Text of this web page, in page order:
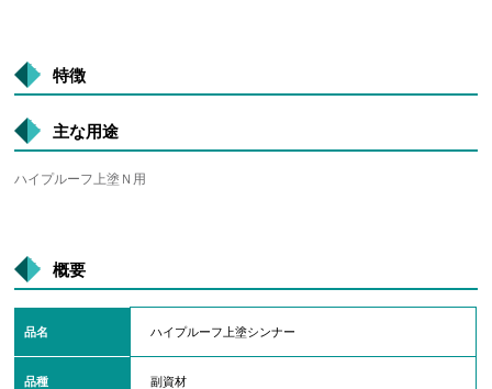
特徴
主な用途
ハイプルーフ上塗Ｎ用
概要
品名 ハイプルーフ上塗シンナー
品種 副資材